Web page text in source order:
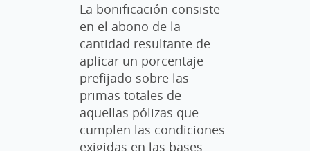
La bonificación consiste
en el abono de la
cantidad resultante de
aplicar un porcentaje
prefijado sobre las
primas totales de
aquellas pólizas que
cumplen las condiciones
exigidas en las bases